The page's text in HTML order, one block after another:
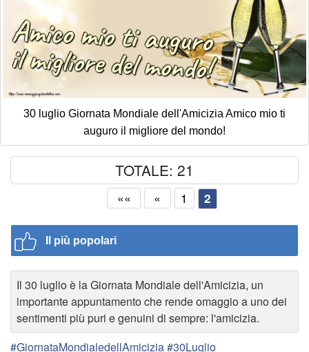
30 luglio Giornata Mondiale dell'Amicizia Amico mio ti
auguro il migliore del mondo!
TOTALE: 21
«« « 1 2
Il più popolari
Il 30 luglio è la Giornata Mondiale dell'Amicizia, un
importante appuntamento che rende omaggio a uno dei
sentimenti più puri e genuini di sempre: l'amicizia.
#GiornataMondialedellAmicizia #30Luglio